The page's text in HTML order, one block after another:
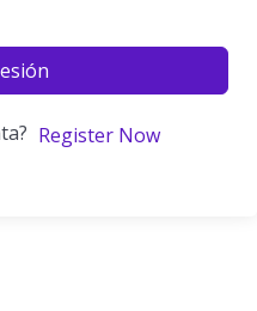
Register Now